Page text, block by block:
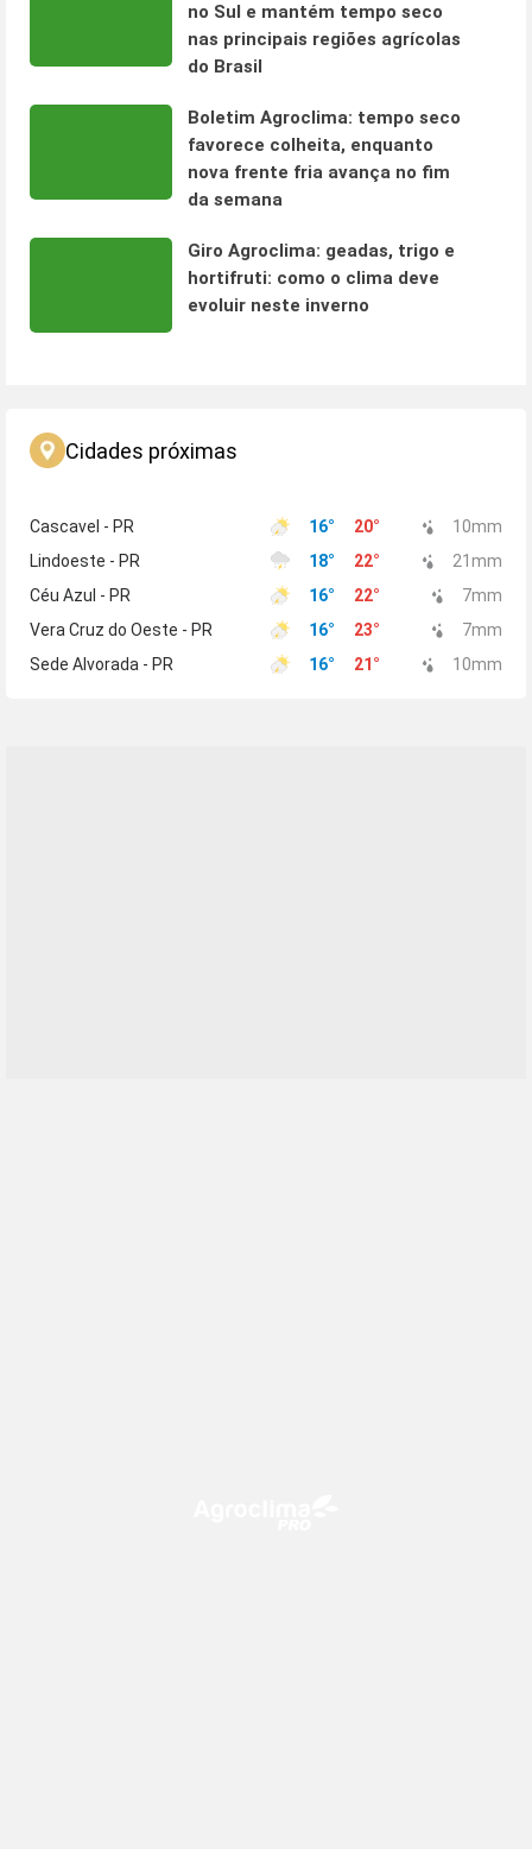
no Sul e mantém tempo seco
nas principais regiões agrícolas
do Brasil
Boletim Agroclima: tempo seco
favorece colheita, enquanto
nova frente fria avança no fim
da semana
Giro Agroclima: geadas, trigo e
hortifruti: como o clima deve
evoluir neste inverno
Cidades próximas
Cascavel - PR 16° 20° 10mm
Lindoeste - PR
18° 22° 21 mm
Céu Azul - PR
16° 22° 7mm
Vera Cruz do Oeste - PR
16° 23° 7mm
Sede Alvorada - PR
16° 21 ° 10mm